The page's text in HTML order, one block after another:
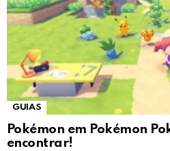
GUIAS
Pokémon em Pokémon
encontrar!